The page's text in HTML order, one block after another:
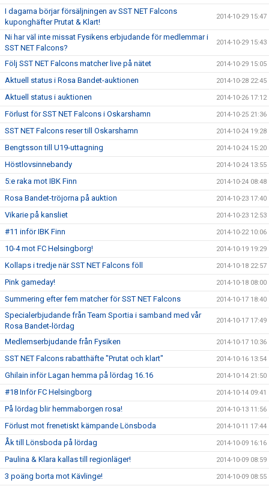
I dagarna börjar försäljningen av SST NET Falcons
kuponghäfter Prutat & Klart!
2014-10-29 15:47
Ni har väl inte missat Fysikens erbjudande för medlemmar i
SST NET Falcons?
2014-10-29 15:43
Följ SST NET Falcons matcher live på nätet 2014-10-29 15:05
Aktuell status i Rosa Bandet-auktionen 2014-10-28 22:45
Aktuell status i auktionen 2014-10-26 17:12
Förlust för SST NET Falcons i Oskarshamn 2014-10-25 21:36
SST NET Falcons reser till Oskarshamn 2014-10-24 19:28
Bengtsson till U19-uttagning 2014-10-24 15:20
Höstlovsinnebandy 2014-10-24 13:55
5:e raka mot IBK Finn 2014-10-24 08:48
Rosa Bandet-tröjorna på auktion 2014-10-23 17:40
Vikarie på kansliet 2014-10-23 12:53
#11 inför IBK Finn 2014-10-22 10:06
10-4 mot FC Helsingborg! 2014-10-19 19:29
Kollaps i tredje när SST NET Falcons föll 2014-10-18 22:57
Pink gameday! 2014-10-18 08:00
Summering efter fem matcher för SST NET Falcons 2014-10-17 18:40
Specialerbjudande från Team Sportia i samband med vår
Rosa Bandet-lördag
2014-10-17 17:49
Medlemserbjudande från Fysiken 2014-10-17 10:36
SST NET Falcons rabatthäfte "Prutat och klart" 2014-10-16 13:54
Ghilain inför Lagan hemma på lördag 16.16 2014-10-14 21:50
#18 Inför FC Helsingborg 2014-10-14 09:41
På lördag blir hemmaborgen rosa! 2014-10-13 11:56
Förlust mot frenetiskt kämpande Lönsboda 2014-10-11 17:44
Åk till Lönsboda på lördag 2014-10-09 16:16
Paulina & Klara kallas till regionläger! 2014-10-09 08:59
3 poäng borta mot Kävlinge! 2014-10-09 08:55